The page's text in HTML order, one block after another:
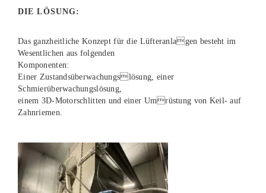
DIE LÖSUNG:
Das ganzheitliche Konzept für die Lüfteranlagen besteht im
Wesentlichen aus folgenden
Komponenten:
Einer Zustandsüberwachungslösung, einer
Schmierüberwachungslösung,
einem 3D-Motorschlitten und einer Umrüstung von Keil- auf
Zahnriemen.